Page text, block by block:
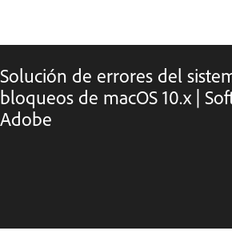
Solución de errores del
bloqueos de macOS 10.x |
Adobe